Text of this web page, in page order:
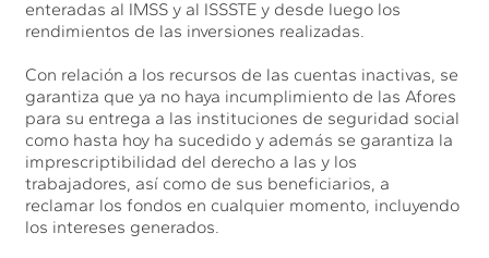
enteradas al IMSS y al ISSSTE y desde luego los
rendimientos de las inversiones realizadas.
Con relación a los recursos de las cuentas inactivas, se
garantiza que ya no haya incumplimiento de las Afores
para su entrega a las instituciones de seguridad social
como hasta hoy ha sucedido y además se garantiza la
imprescriptibilidad del derecho a las y los
trabajadores, así como de sus beneficiarios, a
reclamar los fondos en cualquier momento, incluyendo
los intereses generados.